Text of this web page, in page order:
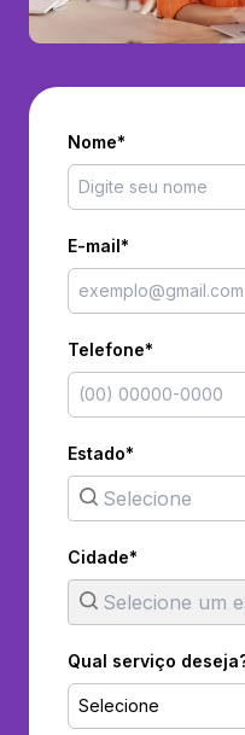
Nome*
E-mail*
Telefone*
Estado*
Cidade*
Qual serviço
Selecione